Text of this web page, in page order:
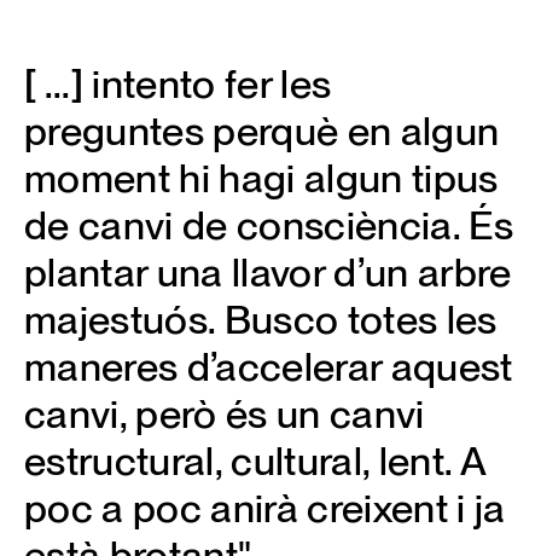
[ ...] intento fer les
preguntes perquè en algun
moment hi hagi algun tipus
de canvi de consciència. És
plantar una llavor d’un arbre
majestuós. Busco totes les
maneres d’accelerar aquest
canvi, però és un canvi
estructural, cultural, lent. A
poc a poc anirà creixent i ja